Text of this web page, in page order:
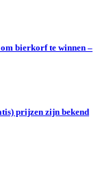
bierkorf te winnen –
prijzen zijn bekend